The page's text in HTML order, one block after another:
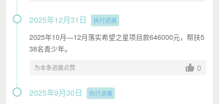
2025年12月31日 执行进展
2025年10月—12月落实希望之星项目款646000元，帮扶5
38名青少年。
为本条进展点赞 0
2025年9月30日 执行进展